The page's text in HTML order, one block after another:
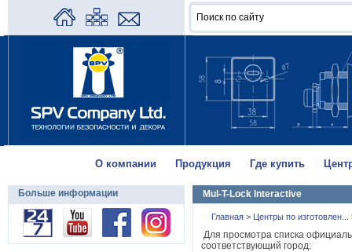
О компании Продукция Где купить
Mul-T-Lock Interactive
Главная > Центры по изготовлен...
Для просмотра списка
соответствующий город:
Больше информации